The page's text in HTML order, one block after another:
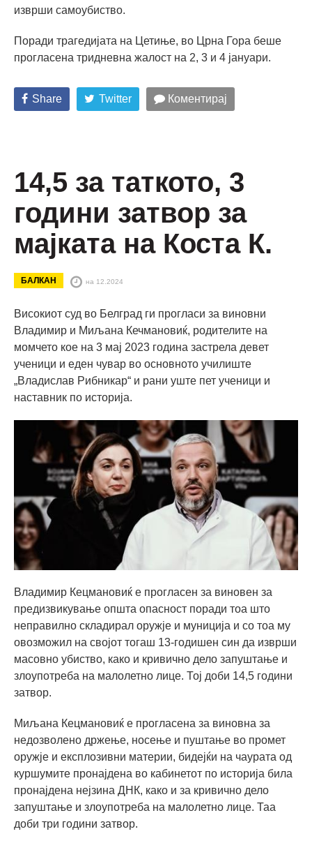
изврши самоубиство.
Поради трагедијата на Цетиње, во Црна Гора беше
прогласена тридневна жалост на 2, 3 и 4 јануари.
Share Twitter Коментирај
14,5 за таткото, 3
години затвор за
мајката на Коста К.
БАЛКАН на 12.2024
Високиот суд во Белград ги прогласи за виновни
Владимир и Миљана Кечмановиќ, родителите на
момчето кое на 3 мај 2023 година застрела девет
ученици и еден чувар во основното училиште
„Владислав Рибникар“ и рани уште пет ученици и
наставник по историја.
Владимир Кецмановиќ е прогласен за виновен за
предизвикување општа опасност поради тоа што
неправилно складирал оружје и муниција и со тоа му
овозможил на својот тогаш 13-годишен син да изврши
масовно убиство, како и кривично дело запуштање и
злоупотреба на малолетно лице. Тој доби 14,5 години
затвор.
Миљана Кецмановиќ е прогласена за виновна за
недозволено држење, носење и пуштање во промет
оружје и експлозивни материи, бидејќи на чаурата од
куршумите пронајдена во кабинетот по историја била
пронајдена нејзина ДНК, како и за кривично дело
запуштање и злоупотреба на малолетно лице. Таа
доби три години затвор.